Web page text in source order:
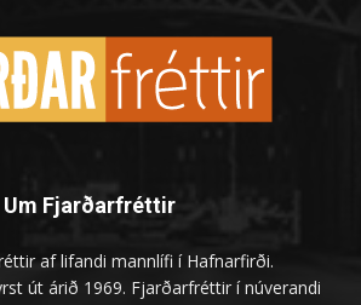
Um Fjarðarfréttir
af lifandi mannlífi í Hafnarfirði.
út árið 1969. Fjarðarfréttir í núverandi